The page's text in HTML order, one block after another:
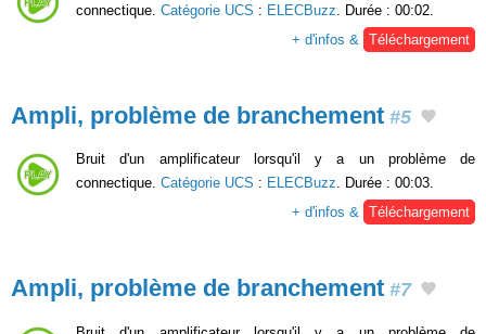
connectique. Catégorie UCS : ELECBuzz . Durée : 00:02.
+ d'infos &
Téléchargement
Ampli, problème de branchement #5
Bruit d'un amplificateur lorsqu'il y a un problème de
connectique. Catégorie UCS : ELECBuzz. Durée : 00:03.
+ d'infos & Téléchargement
Ampli, problème de branchement #7